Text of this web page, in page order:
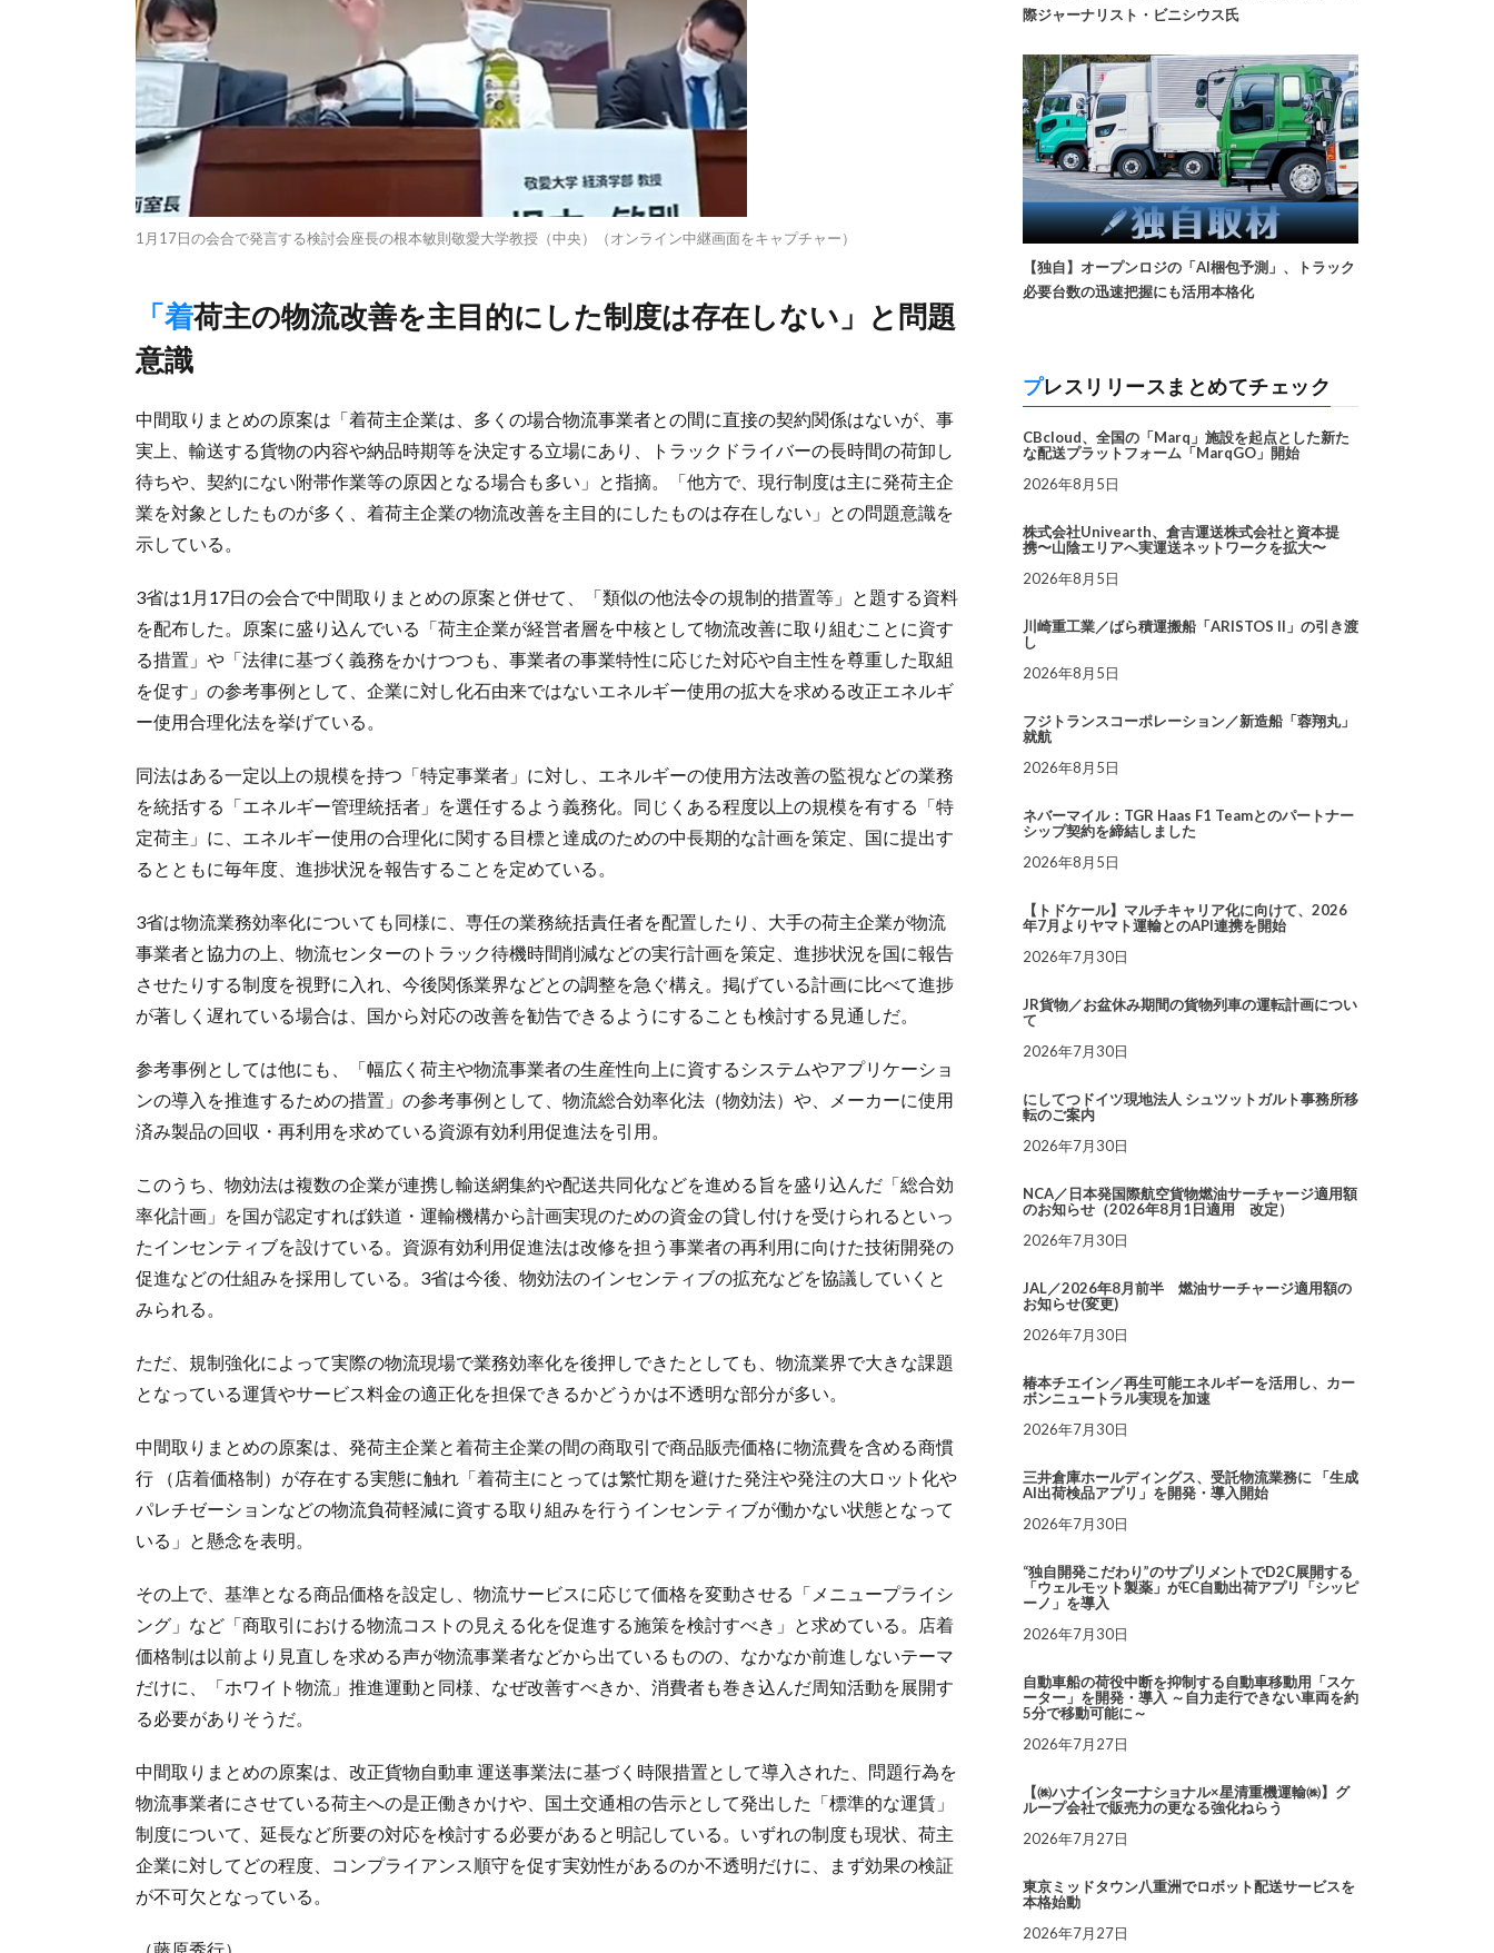
1月17日の会合で発言する検討会座長の根本敏則敬愛大学教授（中央）（オンライン中継画面をキャプチャー）
「着荷主の物流改善を主目的にした制度は存在しない」と問題
意識
中間取りまとめの原案は「着荷主企業は、多くの場合物流事業者との間に直接の契約関係はないが、事
実上、輸送する貨物の内容や納品時期等を決定する立場にあり、トラックドライバーの長時間の荷卸し
待ちや、契約にない附帯作業等の原因となる場合も多い」と指摘。「他方で、現行制度は主に発荷主企
業を対象としたものが多く、着荷主企業の物流改善を主目的にしたものは存在しない」との問題意識を
示している。
3省は1月17日の会合で中間取りまとめの原案と併せて、「類似の他法令の規制的措置等」と題する資料
を配布した。原案に盛り込んでいる「荷主企業が経営者層を中核として物流改善に取り組むことに資す
る措置」や「法律に基づく義務をかけつつも、事業者の事業特性に応じた対応や自主性を尊重した取組
を促す」の参考事例として、企業に対し化石由来ではないエネルギー使用の拡大を求める改正エネルギ
ー使用合理化法を挙げている。
同法はある一定以上の規模を持つ「特定事業者」に対し、エネルギーの使用方法改善の監視などの業務
を統括する「エネルギー管理統括者」を選任するよう義務化。同じくある程度以上の規模を有する「特
定荷主」に、エネルギー使用の合理化に関する目標と達成のための中長期的な計画を策定、国に提出す
るとともに毎年度、進捗状況を報告することを定めている。
3省は物流業務効率化についても同様に、専任の業務統括責任者を配置したり、大手の荷主企業が物流
事業者と協力の上、物流センターのトラック待機時間削減などの実行計画を策定、進捗状況を国に報告
させたりする制度を視野に入れ、今後関係業界などとの調整を急ぐ構え。掲げている計画に比べて進捗
が著しく遅れている場合は、国から対応の改善を勧告できるようにすることも検討する見通しだ。
参考事例としては他にも、「幅広く荷主や物流事業者の生産性向上に資するシステムやアプリケーショ
ンの導入を推進するための措置」の参考事例として、物流総合効率化法（物効法）や、メーカーに使用
済み製品の回収・再利用を求めている資源有効利用促進法を引用。
このうち、物効法は複数の企業が連携し輸送網集約や配送共同化などを進める旨を盛り込んだ「総合効
率化計画」を国が認定すれば鉄道・運輸機構から計画実現のための資金の貸し付けを受けられるといっ
たインセンティブを設けている。資源有効利用促進法は改修を担う事業者の再利用に向けた技術開発の
促進などの仕組みを採用している。3省は今後、物効法のインセンティブの拡充などを協議していくと
みられる。
ただ、規制強化によって実際の物流現場で業務効率化を後押しできたとしても、物流業界で大きな課題
となっている運賃やサービス料金の適正化を担保できるかどうかは不透明な部分が多い。
中間取りまとめの原案は、発荷主企業と着荷主企業の間の商取引で商品販売価格に物流費を含める商慣
行 （店着価格制）が存在する実態に触れ「着荷主にとっては繁忙期を避けた発注や発注の大ロット化や
パレチゼーションなどの物流負荷軽減に資する取り組みを行うインセンティブが働かない状態となって
いる」と懸念を表明。
その上で、基準となる商品価格を設定し、物流サービスに応じて価格を変動させる「メニュープライシ
ング」など「商取引における物流コストの見える化を促進する施策を検討すべき」と求めている。店着
価格制は以前より見直しを求める声が物流事業者などから出ているものの、なかなか前進しないテーマ
だけに、「ホワイト物流」推進運動と同様、なぜ改善すべきか、消費者も巻き込んだ周知活動を展開す
る必要がありそうだ。
中間取りまとめの原案は、改正貨物自動車 運送事業法に基づく時限措置として導入された、問題行為を
物流事業者にさせている荷主への是正働きかけや、国土交通相の告示として発出した「標準的な運賃」
制度について、延長など所要の対応を検討する必要があると明記している。いずれの制度も現状、荷主
企業に対してどの程度、コンプライアンス順守を促す実効性があるのか不透明だけに、まず効果の検証
が不可欠となっている。
際ジャーナリスト・ビニシウス氏
【独自】オープンロジの「AI梱包予測」、トラック
必要台数の迅速把握にも活用本格化
プレスリリースまとめてチェック
CBcloud、全国の「Marq」施設を起点とした新た
な配送プラットフォーム「MarqGO」開始
2026年8月5日
株式会社Univearth、倉吉運送株式会社と資本提
携〜山陰エリアへ実運送ネットワークを拡大〜
2026年8月5日
川崎重工業／ばら積運搬船「ARISTOS II」の引き渡
し
2026年8月5日
フジトランスコーポレーション／新造船「蓉翔丸」
就航
2026年8月5日
ネバーマイル：TGR Haas F1 Teamとのパートナー
シップ契約を締結しました
2026年8月5日
【トドケール】マルチキャリア化に向けて、2026
年7月よりヤマト運輸とのAPI連携を開始
2026年7月30日
JR貨物／お盆休み期間の貨物列車の運転計画につい
て
2026年7月30日
にしてつドイツ現地法人 シュツットガルト事務所移
転のご案内
2026年7月30日
NCA／日本発国際航空貨物燃油サーチャージ適用額
のお知らせ（2026年8月1日適用 改定）
2026年7月30日
JAL／2026年8月前半 燃油サーチャージ適用額の
お知らせ(変更)
2026年7月30日
椿本チエイン／再生可能エネルギーを活用し、カー
ボンニュートラル実現を加速
2026年7月30日
三井倉庫ホールディングス、受託物流業務に 「生成
AI出荷検品アプリ」を開発・導入開始
2026年7月30日
“独自開発こだわり”のサプリメントでD2C展開する
「ウェルモット製薬」がEC自動出荷アプリ「シッピ
ーノ」を導入
2026年7月30日
自動車船の荷役中断を抑制する自動車移動用「スケ
ーター」を開発・導入 ～自力走行できない車両を約
5分で移動可能に～
2026年7月27日
【㈱ハナインターナショナル×星清重機運輸㈱】グ
ループ会社で販売力の更なる強化ねらう
2026年7月27日
東京ミッドタウン八重洲でロボット配送サービスを
本格始動
2026年7月27日